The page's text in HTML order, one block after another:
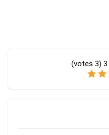
3
(
3